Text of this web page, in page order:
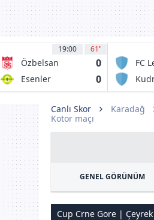
19:00 61'
Özbelsan
Sivasspor
0
Esenler
0
FC
Kiev
Canlı Skor Karadağ
Kotor maçı
GENEL GÖRÜNÜM
Cup Crne Gore |